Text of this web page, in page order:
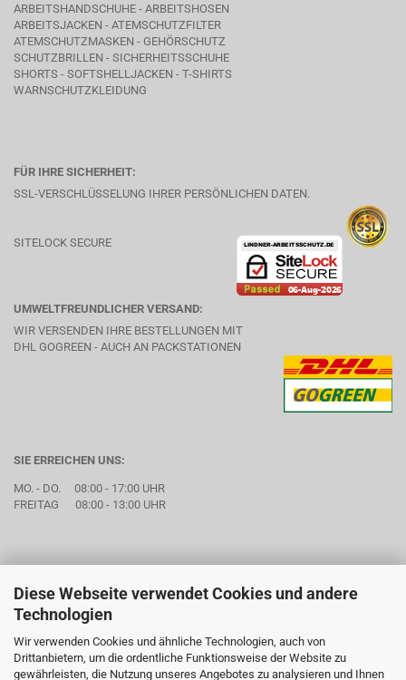
Diese Webseite verwendet Cookies und andere
Technologien
Wir verwenden Cookies und ähnliche Technologien, auch von
Drittanbietern, um die ordentliche Funktionsweise der Website zu
gewährleisten, die Nutzung unseres Angebotes zu analysieren und Ihnen
ARBEITSHANDSCHUHE - ARBEITSHOSEN
ARBEITSJACKEN - ATEMSCHUTZFILTER
ATEMSCHUTZMASKEN - GEHÖRSCHUTZ
SCHUTZBRILLEN - SICHERHEITSSCHUHE
SHORTS - SOFTSHELLJACKEN - T-SHIRTS
WARNSCHUTZKLEIDUNG
FÜR IHRE SICHERHEIT:
SSL-VERSCHLÜSSELUNG IHRER PERSÖNLICHEN DATEN.
SITELOCK SECURE
UMWELTFREUNDLICHER VERSAND:
WIR VERSENDEN IHRE BESTELLUNGEN MIT
DHL GOGREEN - AUCH AN PACKSTATIONEN
SIE ERREICHEN UNS:
MO. - DO. 08:00 - 17:00 UHR
FREITAG 08:00 - 13:00 UHR